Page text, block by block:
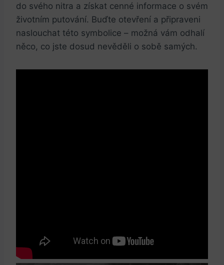
do svého nitra a získat cenné informace o svém
životním putování. Buďte otevření a připraveni
naslouchat této symbolice – možná vám odhalí
něco, co jste dosud nevěděli o sobě samých.